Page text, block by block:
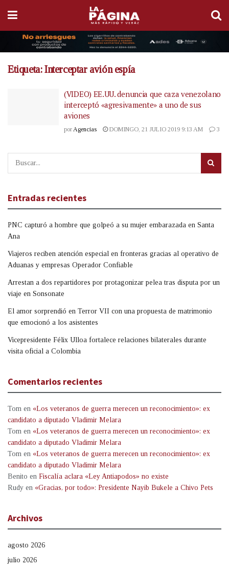
Etiqueta:Interceptar avión espía
(VIDEO) EE.UU. denuncia que caza venezolano
interceptó «agresivamente» a uno de sus
aviones
por Agencias DOMINGO, 21 JULIO 2019 9:13 AM 3
Entradas recientes
PNC capturó a hombre que golpeó a su mujer embarazada en Santa
Ana
Viajeros reciben atención especial en fronteras gracias al operativo de
Aduanas y empresas Operador Confiable
Arrestan a dos repartidores por protagonizar pelea tras disputa por un
viaje en Sonsonate
El amor sorprendió en Terror VII con una propuesta de matrimonio
que emocionó a los asistentes
Vicepresidente Félix Ulloa fortalece relaciones bilaterales durante
visita oficial a Colombia
Comentarios recientes
Tom en «Los veteranos de guerra merecen un reconocimiento»: ex
candidato a diputado Vladimir Melara
Tom en «Los veteranos de guerra merecen un reconocimiento»: ex
candidato a diputado Vladimir Melara
Tom en «Los veteranos de guerra merecen un reconocimiento»: ex
candidato a diputado Vladimir Melara
Benito en Fiscalía aclara «Ley Antiapodos» no existe
Rudy en «Gracias, por todo»: Presidente Nayib Bukele a Chivo Pets
Archivos
agosto 2026
julio 2026